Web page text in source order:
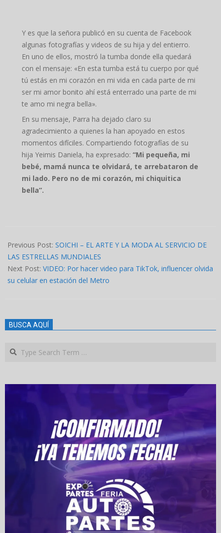
Y es que la señora publicó en su cuenta de Facebook
algunas fotografías y videos de su hija y del entierro.
En uno de ellos, mostró la tumba donde ella quedará
con el mensaje: «En esta tumba está tu cuerpo por qué
tú estás en mi corazón en mi vida en cada parte de mi
ser mi amor bonito ahí está enterrado una parte de mi
te amo mi negra bella».
En su mensaje, Parra ha dejado claro su
agradecimiento a quienes la han apoyado en estos
momentos difíciles. Compartiendo fotografías de su
hija Yeimis Daniela, ha expresado:“Mi pequeña, mi
bebé, mamá nunca te olvidará, te arrebataron de
mi lado. Pero no de mi corazón, mi chiquitica
bella”.
09-
25
Previous Post: SOICHI – EL ARTE Y LA MODA AL SERVICIO DE
LAS ESTRELLAS MUNDIALES
Next Post: VIDEO: Por hacer video para TikTok, influencer olvida
su celular en estación del Metro
BUSCA AQUÍ
Search